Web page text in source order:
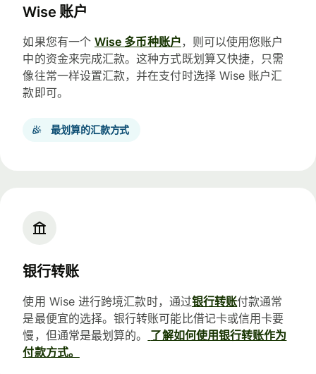
Wise 账户
如果您有一个 Wise 多币种账户，则可以使用您账户
中的资金来完成汇款。这种方式既划算又快捷，只需
像往常一样设置汇款，并在支付时选择 Wise 账户汇
款即可。
最划算的汇款方式
银行转账
使用 Wise 进行跨境汇款时，通过银行转账付款通常
是最便宜的选择。银行转账可能比借记卡或信用卡要
慢，但通常是最划算的。
了解如何使用银行转账作为
付款方式。